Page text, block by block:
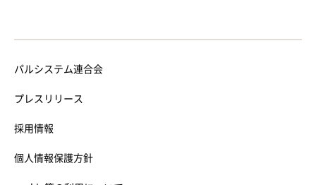
パルシステム連合会
プレスリリース
採用情報
個人情報保護方針